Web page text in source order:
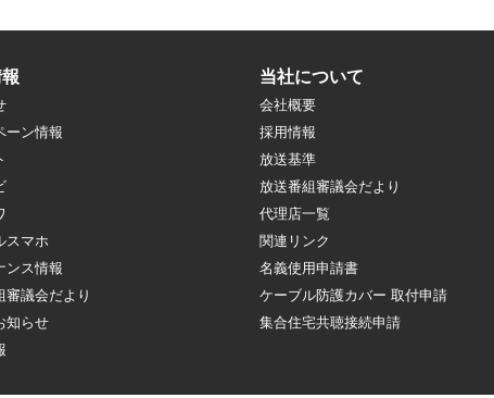
ーン情報
スマホ
ンス情報
審議会だより
知らせ
当社について
会社概要
採用情報
放送基準
放送番組審議会だより
代理店一覧
関連リンク
名義使用申請書
ケーブル防護カバー 取付申請
集合住宅共聴接続申請